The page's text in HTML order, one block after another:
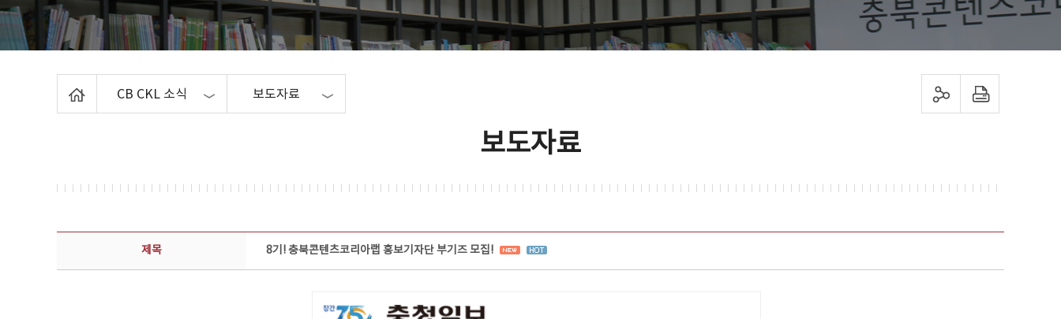
CB CKL 소식 보도자료 sns 공유하기 프린트하기
보도자료
보도자료 상세보기 - 제목, 담당부서, 담당자, 담당연락처, 내용, 첨부파일 정보 제공
제목 8기! 충북콘텐츠코리아랩 홍보기자단 부기즈 모집!